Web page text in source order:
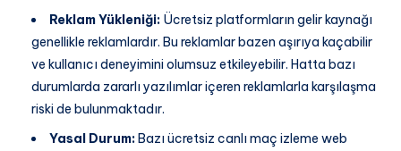
Reklam Yükleniği: Ücretsiz platformların gelir kaynağı
genellikle reklamlardır. Bu reklamlar bazen aşırıya kaçabilir
ve kullanıcı deneyimini olumsuz etkileyebilir. Hatta bazı
durumlarda zararlı yazılımlar içeren reklamlarla karşılaşma
riski de bulunmaktadır.
Yasal Durum:Bazı ücretsiz canlı maç izleme web